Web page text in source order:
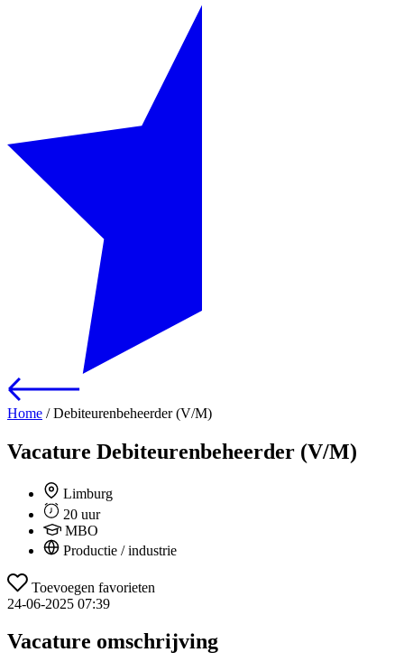
Home /Debiteurenbeheerder (V/M)
Vacature Debiteurenbeheerder (V/M)
Limburg
20 uur
MBO
Productie / industrie
Toevoegen favorieten
24-06-2025 07:39
Vacature omschrijving